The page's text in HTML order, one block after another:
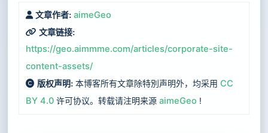
文章作者: aimeGeo
文章链接:
https://geo.aimmme.com/articles/corporate-site-
content-assets/
版权声明: 本博客所有文章除特別声明外，均采用CC
BY 4.0 许可协议。转载请注明来源aimeGeo !